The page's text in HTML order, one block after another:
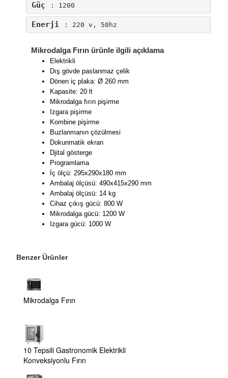
Güç : 1200
Enerji : 220 v, 50hz
Mikrodalga Fırın ürünle ilgili açıklama
Elektrikli
Dış gövde paslanmaz çelik
Dönen iç plaka: Ø 260 mm
Kapasite: 20 lt
Mikrodalga fırın pişirme
Izgara pişirme
Kombine pişirme
Buzlanmanın çözülmesi
Dokunmatik ekran
Djital gösterge
Programlama
İç ölçü: 295x290x180 mm
Ambalaj ölçüsü: 490x415x290 mm
Ambalaj ölçüsü: 14 kg
Cihaz çıkış gücü: 800 W
Mikrodalga gücü: 1200 W
Izgara gücü: 1000 W
Benzer Ürünler
Mikrodalga Fırın
10 Tepsili Gastronomik Elektrikli
Konveksiyonlu Fırın